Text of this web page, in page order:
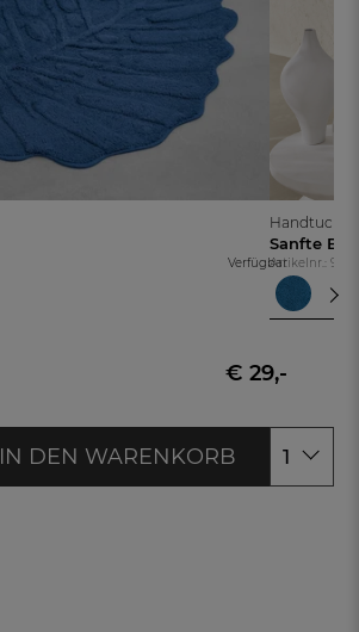
Verfügbar
€ 29,-
IN DEN WARENKORB
Handtuch
Sanfte
Artikelnr.:
1